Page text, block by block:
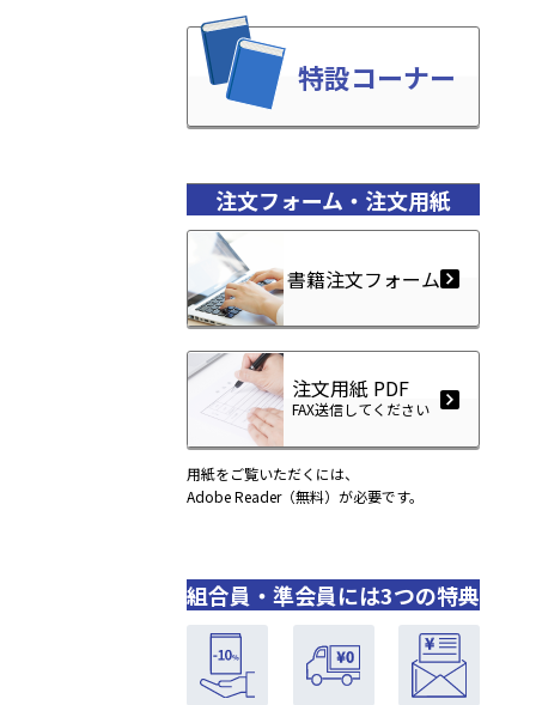
特設コーナー
注文フォーム・注文用紙
書籍注文フォーム
注文用紙 PDF
FAX送信してください
用紙をご覧いただくには、
Adobe Reader（無料）が必要です。
組合員・準会員には3つの特典